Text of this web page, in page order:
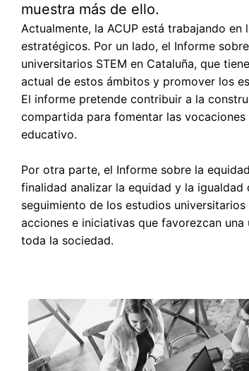
muestra más de ello.
Actualmente, la ACUP está trabajando
estratégicos. Por un lado, el Informe
universitarios STEM en Cataluña, que
actual de estos ámbitos y promover los
El informe pretende contribuir a la
compartida para fomentar las
educativo.
Por otra parte, el Informe sobre la
finalidad analizar la equidad y la
seguimiento de los estudios
acciones e iniciativas que favorezcan
toda la sociedad.